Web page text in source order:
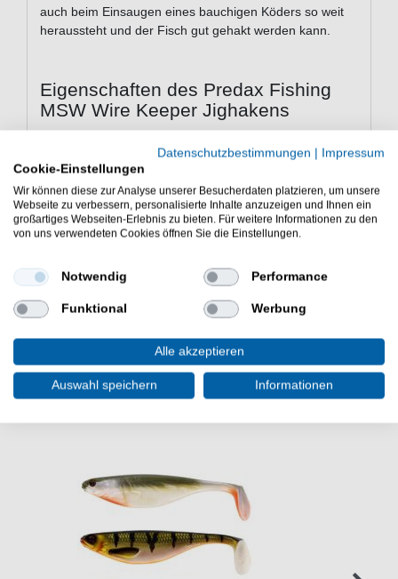
auch beim Einsaugen eines bauchigen Köders so weit
heraussteht und der Fisch gut gehakt werden kann.
Eigenschaften des Predax Fishing
MSW Wire Keeper Jighakens
sehr scharfer Haken
gebogene Hakenspitze
mit Draht Köderhalter
Packungsinhalt: 4 Stück in gewählter Variante
Der Predax Fishing MSW Wire Keeper ist ein Jighaken
ist ein Bleikopf mit Fixierdraht.
WEITERE INTERESSANTE ARTIKEL
Datenschutzbestimmungen | Impressum
Cookie-Einstellungen
Wir können diese zur Analyse unserer Besucherdaten platzieren, um unsere
Webseite zu verbessern, personalisierte Inhalte anzuzeigen und Ihnen ein
großartiges Webseiten-Erlebnis zu bieten. Für weitere Informationen zu den
von uns verwendeten Cookies öffnen Sie die Einstellungen.
Notwendig Performance
Funktional Werbung
Alle akzeptieren
Auswahl speichern Informationen